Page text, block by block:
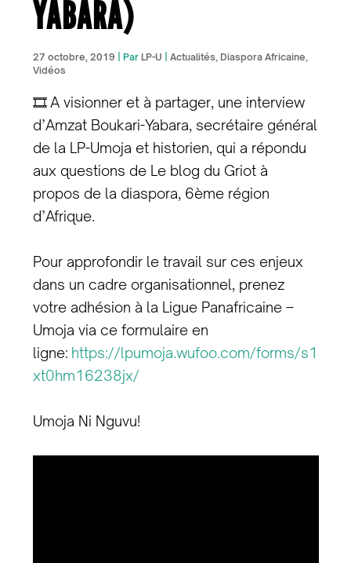
YABARA)
27 octobre, 2019 | Par LP-U Actualités, Diaspora Africaine,
Vidéos
🎞A visionner et à partager, une interview
d’Amzat Boukari-Yabara, secrétaire général
de la LP-Umoja et historien, qui a répondu
aux questions de Le blog du Griot à
propos de la diaspora, 6ème région
d’Afrique.
Pour approfondir le travail sur ces enjeux
dans un cadre organisationnel, prenez
votre adhésion à la Ligue Panafricaine –
Umoja via ce formulaire en
ligne: https://lpumoja.wufoo.com/forms/s1
xt0hm16238jx/
Umoja Ni Nguvu!